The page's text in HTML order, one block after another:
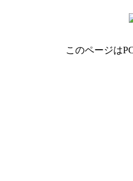
このページは